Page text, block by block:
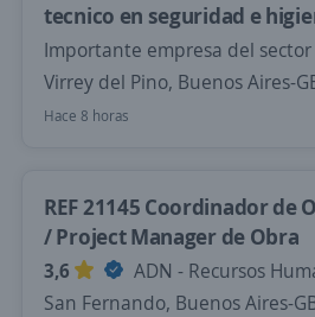
tecnico en seguridad e
Importante empresa del sector
Virrey del Pino, Buenos Aires-
Hace 8 horas
REF 21145 Coordinador de
/ Project Manager de Obra
3,6
ADN - Recursos
San Fernando, Buenos Aires-